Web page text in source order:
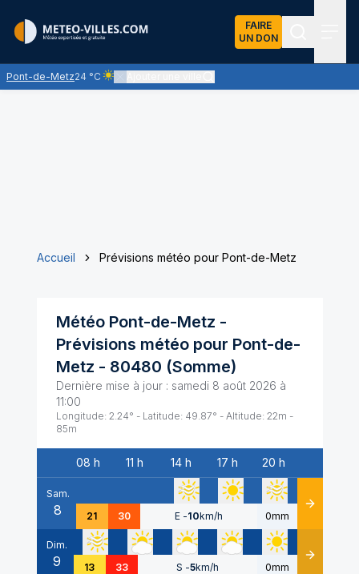
FAIRE
UN DON
Pont-de-Metz24 °C
Ciel clair - quasiment pas de nuages et un soleil
Accueil Prévisions météo pour Pont-de-Metz
Météo Pont-de-Metz -
Prévisions météo pour Pont-de-
Metz - 80480 (Somme)
Dernière mise à jour : samedi 8 août 2026 à
11:00
Longitude: 2.24° - Latitude: 49.87° - Altitude: 22m -
85m
Date
08 h 11 h 14 h 17 h 20 h
Sam.
8 21 30 E -10km/h 0mm Détails
Dim.
9 13 33 S -5km/h 0mm Détails